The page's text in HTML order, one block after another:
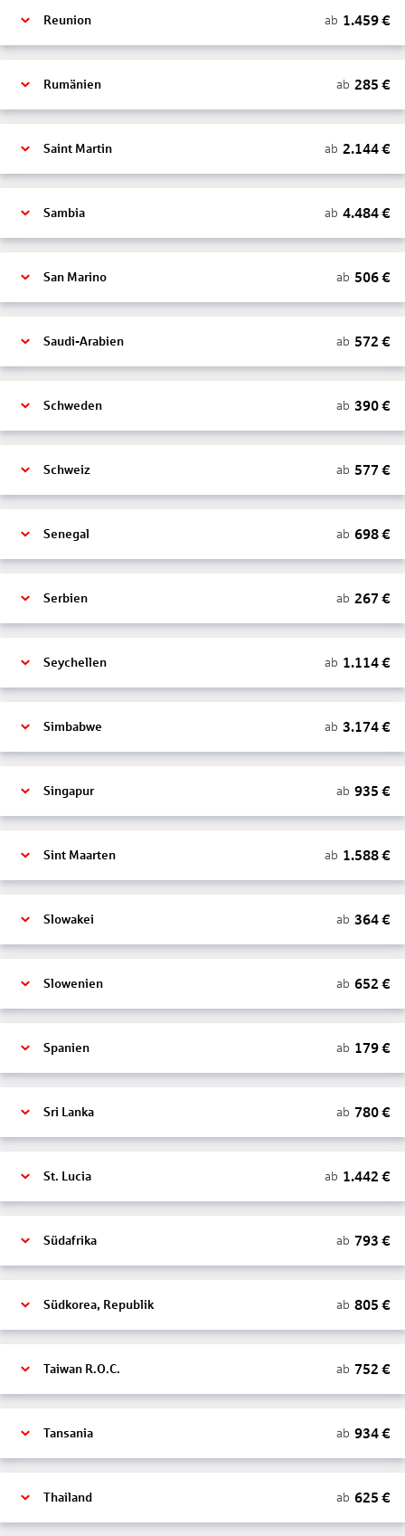
Reunion ab 1.459€
Rumänien ab 285 €
Saint Martin ab 2.144€
Sambia ab 4.484€
San Marino ab 506€
Saudi-Arabien ab 572 €
Schweden ab 390€
Schweiz ab 577 €
Senegal ab 698€
Serbien ab 267 €
Seychellen ab 1.114€
Simbabwe ab 3.174€
Singapur ab 935 €
Sint Maarten ab 1.588€
Slowakei ab 364€
Slowenien ab 652 €
Spanien ab 179€
Sri Lanka ab 780€
St. Lucia ab 1.442 €
Südafrika ab 793 €
Südkorea, Republik ab 805 €
Taiwan R.O.C. ab 752 €
Tansania ab 934€
Thailand ab 625 €